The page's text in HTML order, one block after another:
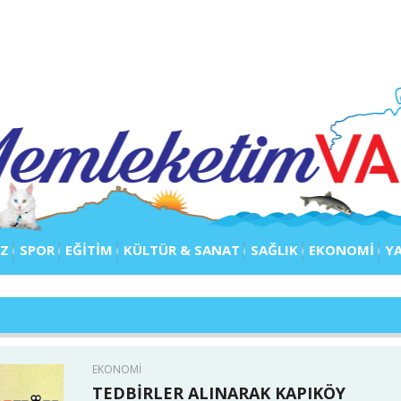
SPOR EĞİTİM KÜLTÜR & SANAT SAĞLIK EKONOMİ
EKONOMİ
TEDBİRLER ALINARAK KAPIKÖY